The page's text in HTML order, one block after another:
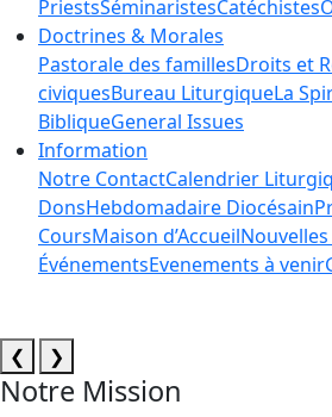
PriestsSéminaristesCatéchistes
Doctrines & Morales
Pastorale des famillesDroits et
civiquesBureau LiturgiqueLa
BibliqueGeneral Issues
Information
Notre ContactCalendrier
DonsHebdomadaire Diocésain
CoursMaison d’Accueil
ÉvénementsEvenements à venir
❮ ❯
Notre Mission